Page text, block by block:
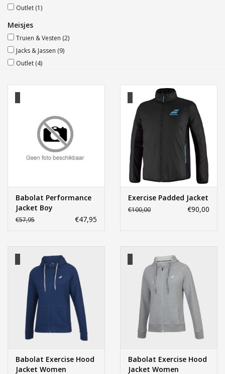
Outlet (1)
Meisjes
Truien & Vesten (2)
Jacks & Jassen (9)
Outlet (4)
Babolat Performance
Jacket Boy
€57,95 €47,95
Exercise Padded Jacket
€100,00 €90,00
Babolat Exercise Hood
Jacket Women
Babolat Exercise Hood
Jacket Women